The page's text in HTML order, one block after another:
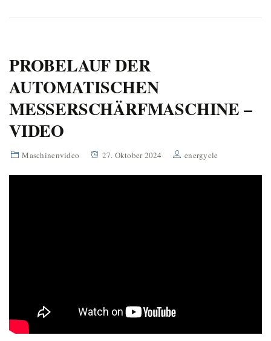
PROBELAUF DER
AUTOMATISCHEN
MESSERSCHÄRFMASCHINE –
VIDEO
Maschinenvideo 27. Oktober 2024 energycle